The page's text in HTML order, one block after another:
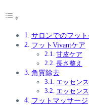
サロンでのフッ
フットVivantケア
甘皮ケア
長さ整え
角質除去
エッセン
エッセン
フットマッサージ